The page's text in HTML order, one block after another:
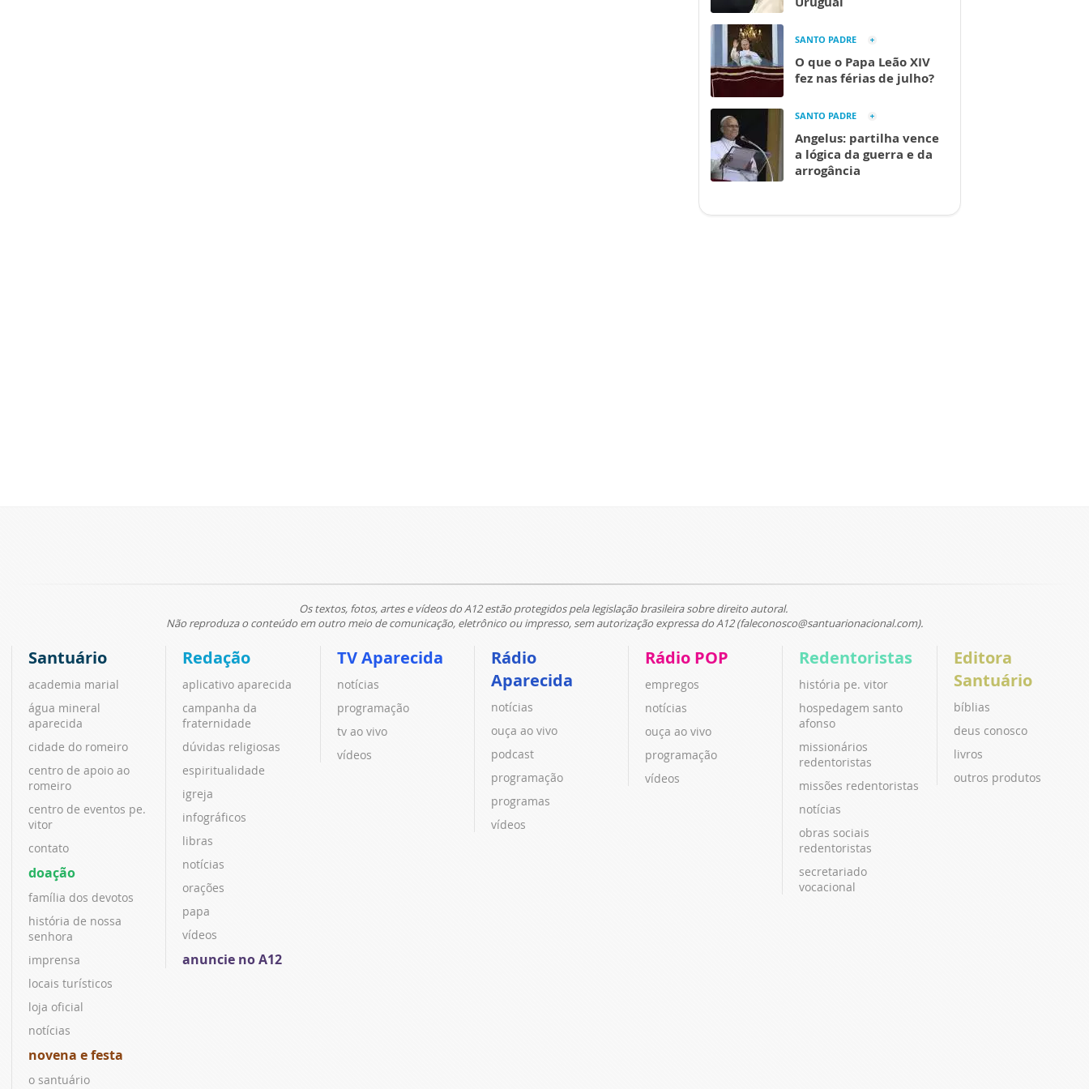
SANTO PADRE
O que o Papa Leão XIV
fez nas férias de julho?
SANTO PADRE
Angelus: partilha vence
a lógica da guerra e da
arrogância
Os textos, fotos, artes e vídeos do A12 estão protegidos pela legislação brasileira sobre direito autoral.
Não reproduza o conteúdo em outro meio de comunicação, eletrônico ou impresso, sem autorização expressa do A12 (faleconosco@santuarionacional.com).
Santuário
academia marial
água mineral
aparecida
cidade do romeiro
centro de apoio ao
romeiro
centro de eventos pe.
vitor
contato
doação
família dos devotos
história de nossa
senhora
imprensa
locais turísticos
loja oficial
notícias
novena e festa
o santuário
Redação
aplicativo aparecida
campanha da
fraternidade
dúvidas religiosas
espiritualidade
igreja
infográficos
libras
notícias
orações
papa
vídeos
anuncie no A12
TV Aparecida
notícias
programação
tv ao vivo
vídeos
Rádio
Aparecida
notícias
ouça ao vivo
podcast
programação
programas
vídeos
Rádio POP
empregos
notícias
ouça ao vivo
programação
vídeos
Redentoristas
história pe. vitor
hospedagem santo
afonso
missionários
redentoristas
missões redentoristas
notícias
obras sociais
redentoristas
secretariado
vocacional
Editora
Santuário
bíblias
deus conosco
livros
outros produtos